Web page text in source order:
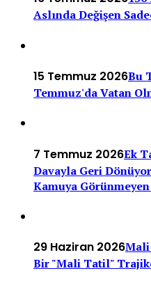
Aslında Değişen
15 Temmuz 2026Bu
Temmuz'da Vatan
7 Temmuz 2026Ek
Davayla Geri
Kamuya
29 Haziran 2026Mali
Bir "Mali Tatil"